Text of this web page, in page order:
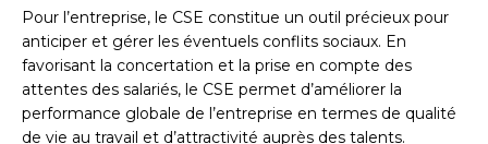
Pour l’entreprise, le CSE constitue un outil précieux pour
anticiper et gérer les éventuels conflits sociaux. En
favorisant la concertation et la prise en compte des
attentes des salariés, le CSE permet d’améliorer la
performance globale de l’entreprise en termes de qualité
de vie au travail et d’attractivité auprès des talents.